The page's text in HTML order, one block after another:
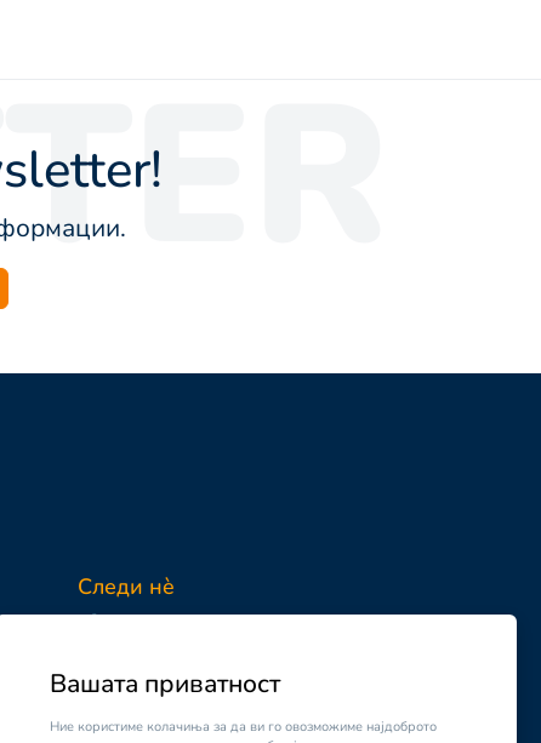
Вашата приватност
Ние користиме колачиња за да ви го овозможиме најдоброто
Следи нè
Facebook